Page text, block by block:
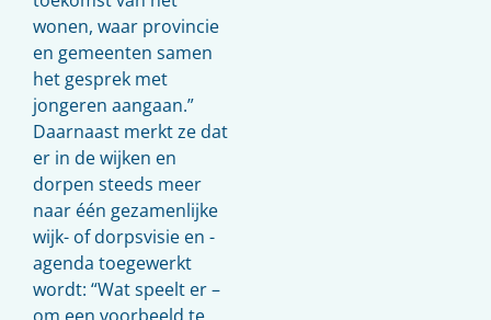
wonen, waar provincie
en gemeenten samen
het gesprek met
jongeren aangaan.”
Daarnaast merkt ze dat
er in de wijken en
dorpen steeds meer
naar één gezamenlijke
wijk- of dorpsvisie en -
agenda toegewerkt
wordt: “Wat speelt er –